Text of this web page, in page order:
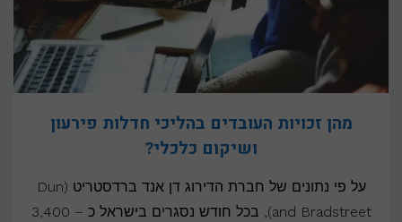
מהן זכויות העובדים בהליכי חדלות פירעון
ושיקום כלכלי?
על פי נתונים של חברת הדירוג דן אנד ברדסטריט (Dun
and Bradstreet), בכל חודש נסגרים בישראל כ – 3,400